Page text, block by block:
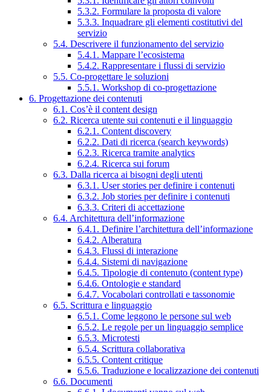
5.3.2. Formulare la proposta di valore
5.3.3. Inquadrare gli elementi costitutivi del
servizio
5.4. Descrivere il funzionamento del servizio
5.4.1. Mappare l’ecosistema
5.4.2. Rappresentare i flussi di servizio
5.5. Co-progettare le soluzioni
5.5.1. Workshop di co-progettazione
6. Progettazione dei contenuti
6.1. Cos’è il content design
6.2. Ricerca utente sui contenuti e il linguaggio
6.2.1. Content discovery
6.2.2. Dati di ricerca (search keywords)
6.2.3. Ricerca tramite analytics
6.2.4. Ricerca sui forum
6.3. Dalla ricerca ai bisogni degli utenti
6.3.1. User stories per definire i contenuti
6.3.2. Job stories per definire i contenuti
6.3.3. Criteri di accettazione
6.4. Architettura dell’informazione
6.4.1. Definire l’architettura dell’informazione
6.4.2. Alberatura
6.4.3. Flussi di interazione
6.4.4. Sistemi di navigazione
6.4.5. Tipologie di contenuto (content type)
6.4.6. Ontologie e standard
6.4.7. Vocabolari controllati e tassonomie
6.5. Scrittura e linguaggio
6.5.1. Come leggono le persone sul web
6.5.2. Le regole per un linguaggio semplice
6.5.3. Microtesti
6.5.4. Scrittura collaborativa
6.5.5. Content critique
6.5.6. Traduzione e localizzazione dei contenuti
6.6. Documenti